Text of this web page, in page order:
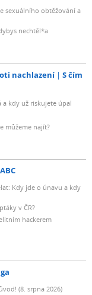
sexuálního obtěžování a
nechtěl*a
nachlazení
S čím
a kdy už riskujete úpal
můžeme najít?
Kdy jde o únavu a kdy
v ČR?
hackerem
(8. srpna 2026)